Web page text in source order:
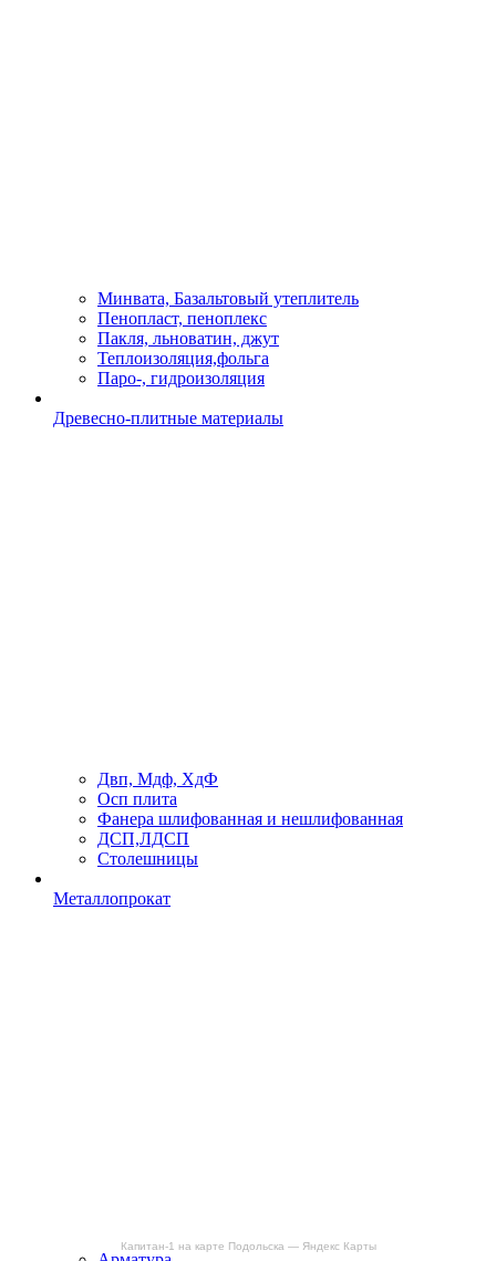
Капитан-1 на карте Подольска — Яндекс Карты
Минвата, Базальтовый утеплитель
Пенопласт, пеноплекс
Пакля, льноватин, джут
Теплоизоляция,фольга
Паро-, гидроизоляция
Древесно-плитные материалы
Двп, Мдф, ХдФ
Осп плита
Фанера шлифованная и нешлифованная
ДСП,ЛДСП
Столешницы
Металлопрокат